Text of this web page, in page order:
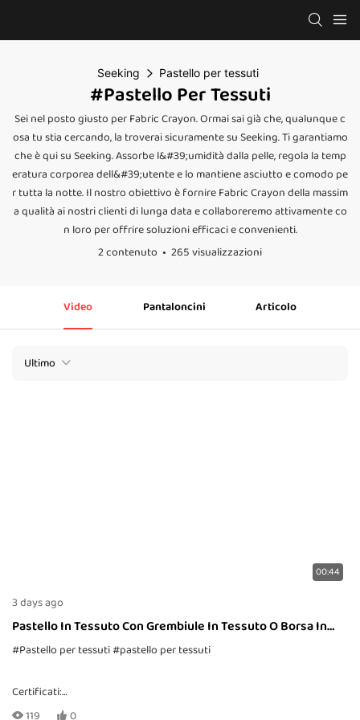
Seeking Pastello per tessuti
#Pastello Per Tessuti
Sei nel posto giusto per Fabric Crayon. Ormai sai già che, qualunque c
osa tu stia cercando, la troverai sicuramente su Seeking. Ti garantiamo
che è qui su Seeking. Assorbe l&#39;umidità dalla pelle, regola la temp
eratura corporea dell&#39;utente e lo mantiene asciutto e comodo pe
r tutta la notte. Il nostro obiettivo è fornire Fabric Crayon della massim
a qualità ai nostri clienti di lunga data e collaboreremo attivamente co
n loro per offrire soluzioni efficaci e convenienti.
2 contenuto
265 visualizzazioni
Video Pantaloncini Articolo
Ultimo
00:44
3 days ago
Pastello In Tessuto Con Grembiule In Tessuto O Borsa In
Tessuto
#Pastello per tessuti#pastello per tessuti
Certificati:
CE, EN71-1, -2, -3, TRA, ASTM-D4236
119 0